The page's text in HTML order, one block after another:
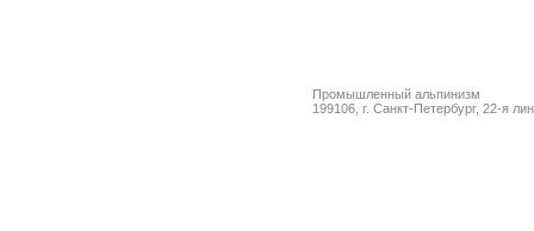
Промышленный альпинизм
199106, г. Санкт-Петербург, 22-я